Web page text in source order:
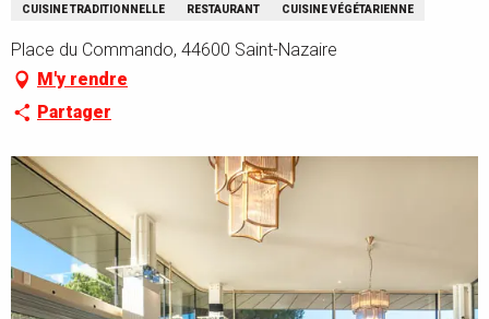
CUISINE TRADITIONNELLE RESTAURANT CUISINE VÉGÉTARIENNE
Place du Commando, 44600 Saint-Nazaire
M'y rendre
Partager